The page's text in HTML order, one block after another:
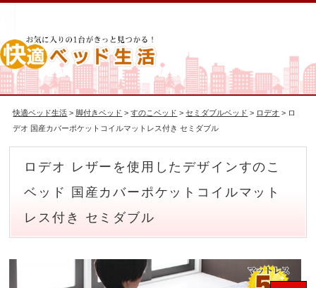
快適ベッド生活 > 脚付きベッド >すのこベッド >セミダブルベッド > ロデオ > ロ
デオ 国産カバーポケットコイルマットレス付き セミダブル
ロデオ レザーを使用したデザインすのこ
ベッド 国産カバーポケットコイルマット
レス付き セミダブル